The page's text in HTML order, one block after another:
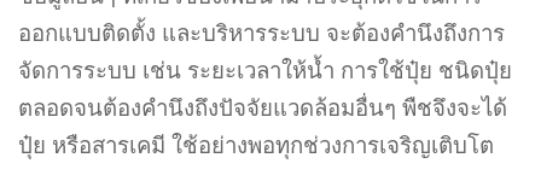
ออกแบบติดตั้ง และบริหารระบบ จะต้องคำนึงถึงการ
จัดการระบบ เช่น ระยะเวลาให้น้ำ การใช้ปุ๋ย ชนิดปุ๋ย
ตลอดจนต้องคำนึงถึงปัจจัยแวดล้อมอื่นๆ พืชจึงจะได้
ปุ๋ย หรือสารเคมี ใช้อย่างพอทุกช่วงการเจริญเติบโต